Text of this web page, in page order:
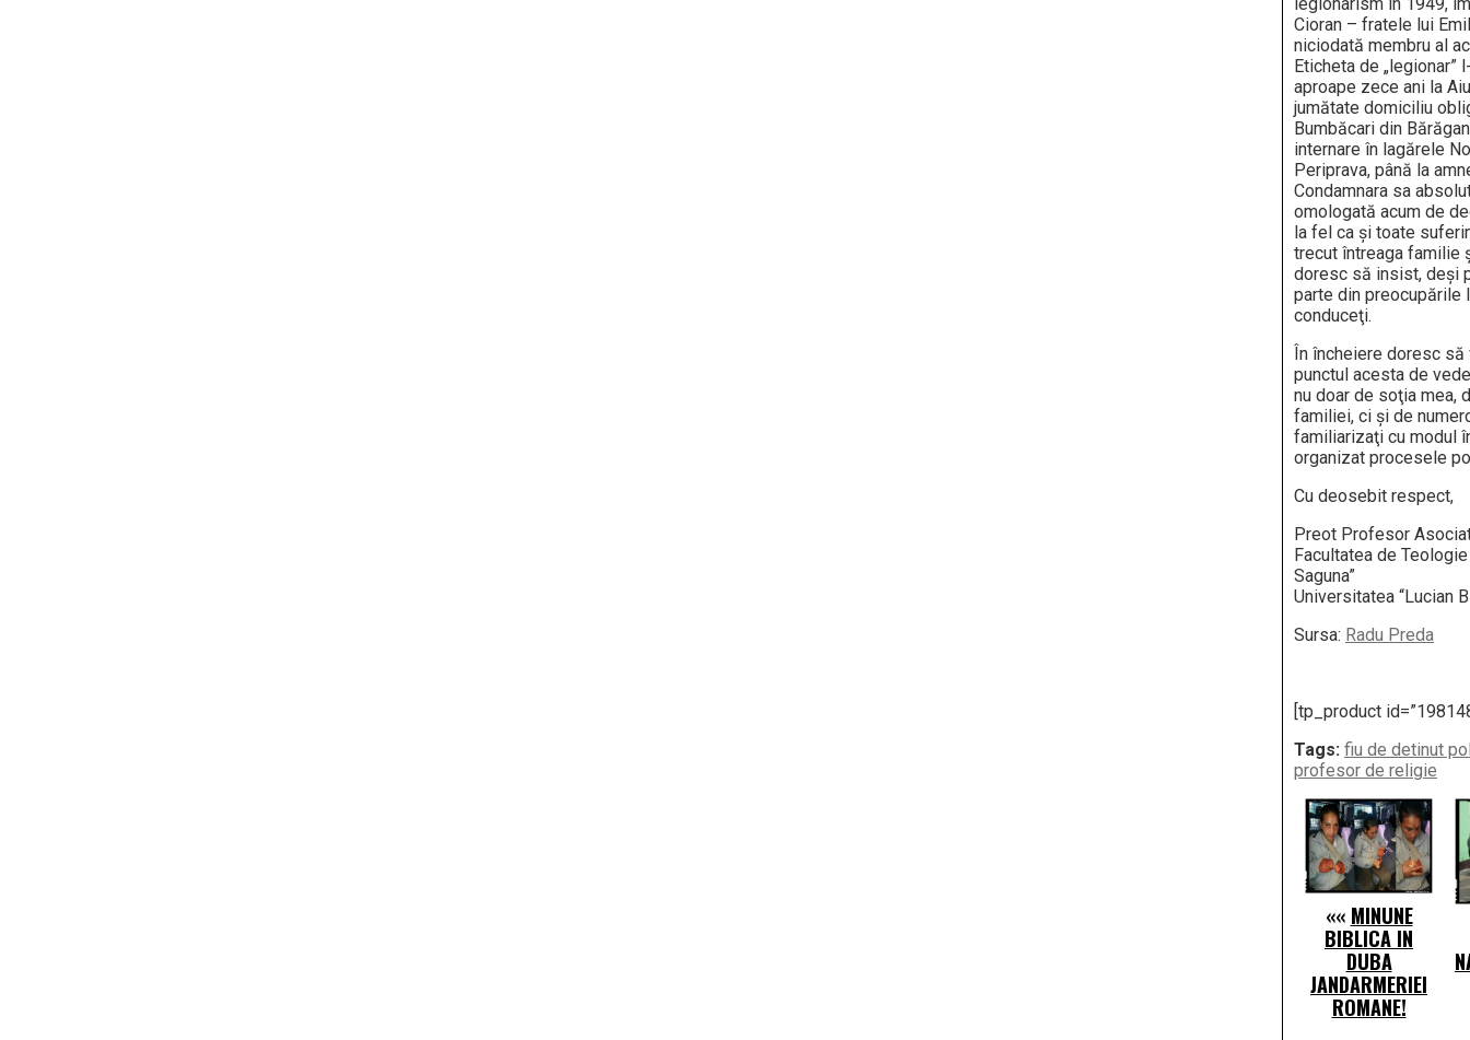
Cioran – fratele lui
niciodată membru al
Eticheta de „legionar”
aproape zece ani la
jumătate domiciliu
Bumbăcari din
internare în lagărele
Periprava, până la
Condamnara sa
omologată acum de
la fel ca şi toate
trecut întreaga familie
doresc să insist, deşi
parte din preocupările
conduceţi.
În încheiere doresc
punctul acesta de
nu doar de soţia mea,
familiei, ci şi de
familiarizaţi cu modul
organizat procesele
Cu deosebit respect,
Preot Profesor
Facultatea de
Saguna”
Universitatea “Lucian
Sursa: Radu Preda
[tp_product
Tags: fiu de detinut
profesor de religie
«« MINUNE
BIBLICA IN
DUBA
JANDARMERIEI
ROMANE!